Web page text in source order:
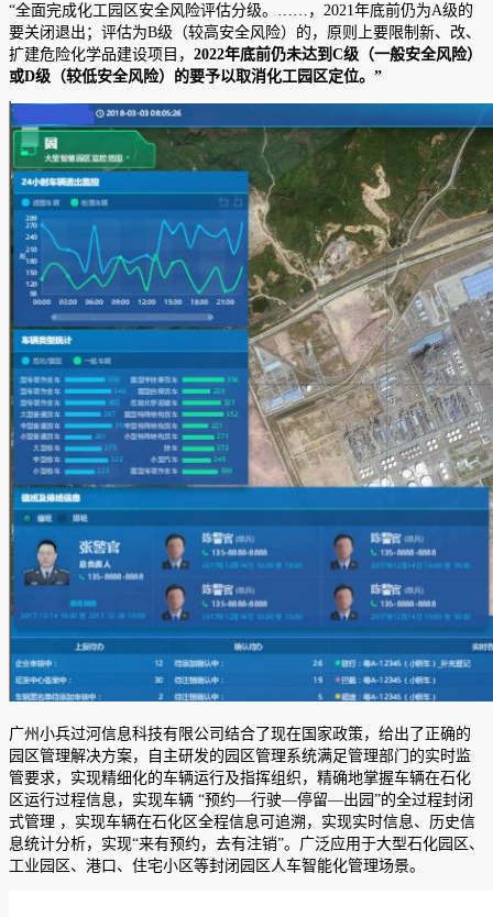
“全面完成化工园区安全风险评估分级。……，2021年底前仍为A级的
要关闭退出；评估为B级（较高安全风险）的，原则上要限制新、改、
扩建危险化学品建设项目， 2022年底前仍未达到C级（一般安全风险）
或D级（较低安全风险）的要予以取消化工园区定位。”
广州小兵过河信息科技有限公司结合了现在国家政策，给出了正确的
园区管理解决方案，自主研发的园区管理系统满足管理部门的实时监
管要求，实现精细化的车辆运行及指挥组织，精确地掌握车辆在石化
区运行过程信息，实现车辆 “预约—行驶—停留—出园”的全过程封闭
式管理 ，实现车辆在石化区全程信息可追溯，实现实时信息、历史信
息统计分析，实现“来有预约，去有注销”。广泛应用于大型石化园区、
工业园区、港口、住宅小区等封闭园区人车智能化管理场景。